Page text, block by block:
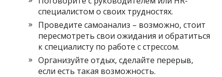
специалистом о своих трудностях.
Проведите самоанализ – возможно, стоит
пересмотреть свои ожидания и обратиться
к специалисту по работе с стрессом.
Организуйте отдых, сделайте перерыв,
если есть такая возможность.